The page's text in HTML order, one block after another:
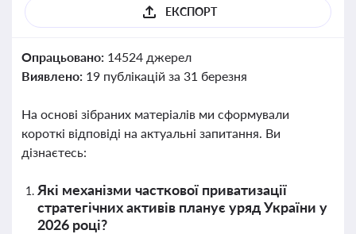
ЕКСПОРТ
Опрацьовано: 14524 джерел
Виявлено: 19 публікацій за 31 березня
На основі зібраних матеріалів ми сформували
короткі відповіді на актуальні запитання. Ви
дізнаєтесь:
Які механізми часткової приватизації
стратегічних активів планує уряд України у
2026 році?